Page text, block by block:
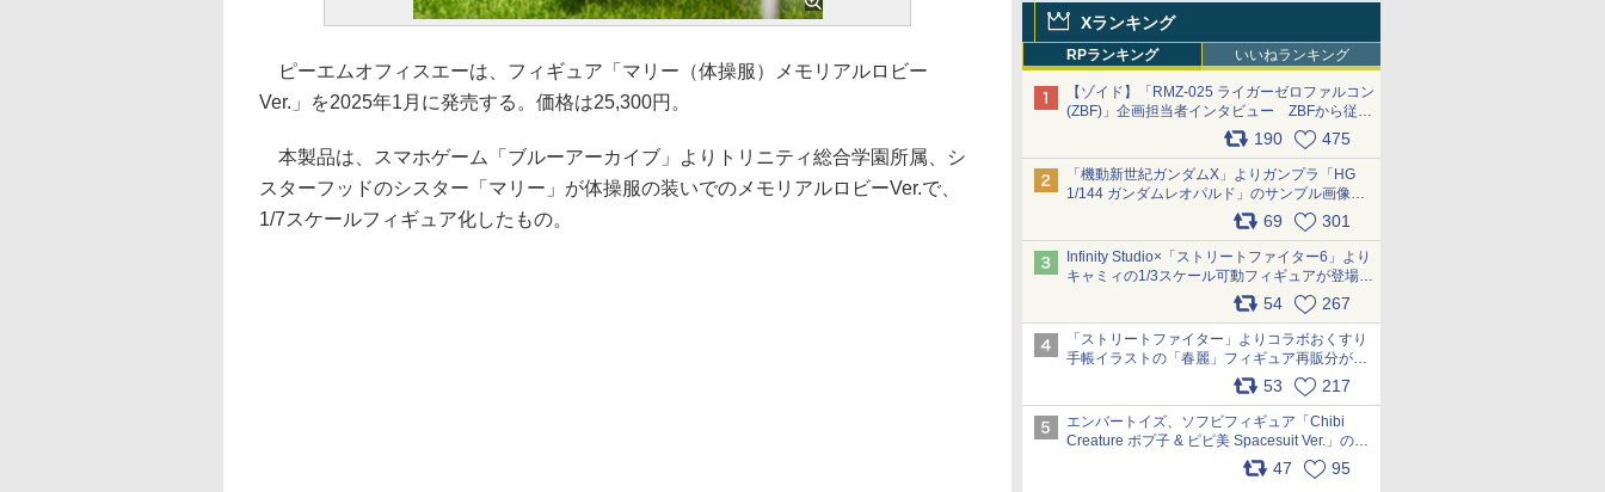
Xランキング
RPランキング いいねランキング
【ゾイド】「RMZ-025 ライガーゼロファルコン
(ZBF)」企画担当者インタビュー ZBFから従来
デザインまで再現可能なボリューム満点のキッ
ト pic.x.com/6zOqQAQKkX
190 475
「機動新世紀ガンダムX」よりガンプラ「HG
1/144 ガンダムレオパルド」のサンプル画像が
69 301
Infinity Studio×「ストリートファイター6」より
キャミィの1/3スケール可動フィギュアが登場
54 267
「ストリートファイター」よりコラボおくすり
手帳イラストの「春麗」フィギュア再販分が本
日出荷開始 pic.x.com/toUc1MHr41
53 217
エンバートイズ、ソフビフィギュア「Chibi
Creature ポプ子 & ピピ美 Spacesuit Ver.」の発
売中止を発表 pic.x.com/Ri45iFeYjn
47 95
ピーエムオフィスエーは、フィギュア「マリー（体操服）メモリアルロビー
Ver.」を2025年1月に発売する。価格は25,300円。
本製品は、スマホゲーム「ブルーアーカイブ」よりトリニティ総合学園所属、シ
スターフッドのシスター「マリー」が体操服の装いでのメモリアルロビーVer.で、
1/7スケールフィギュア化したもの。